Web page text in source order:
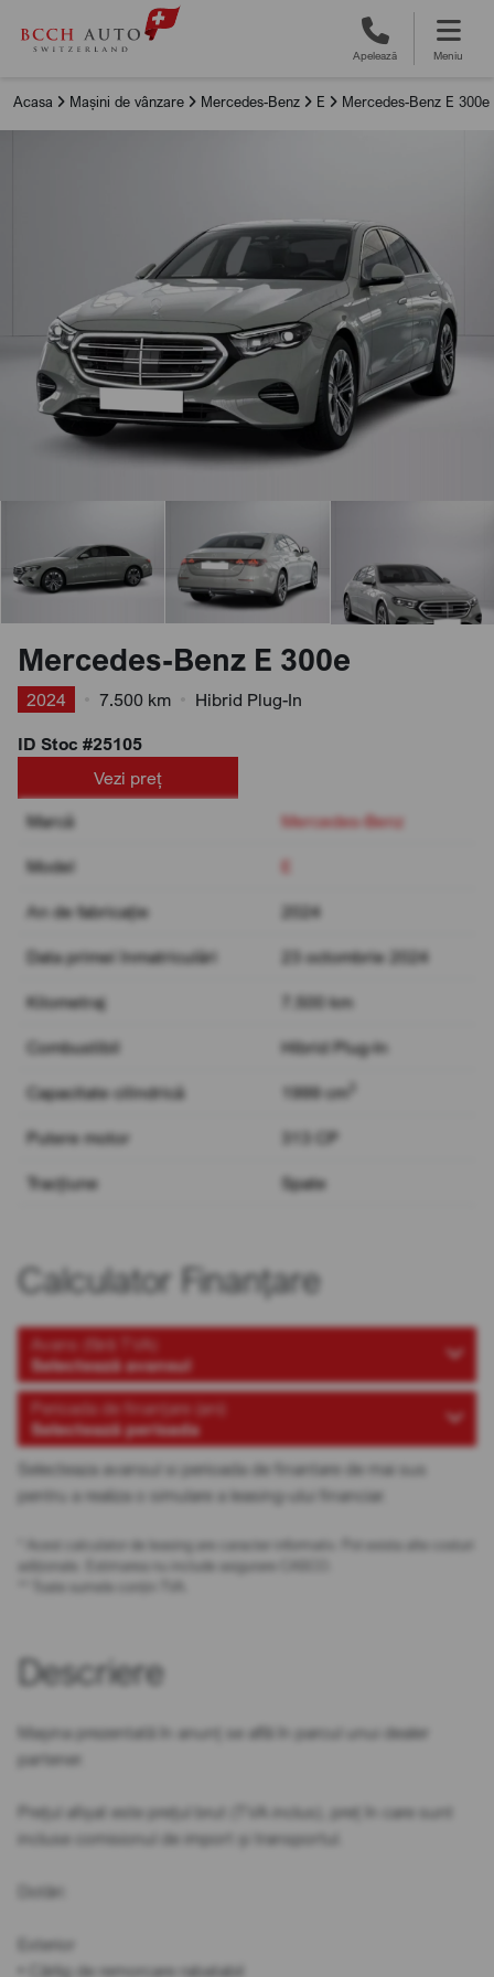
Apelează Meniu
Acasa Mașini de vânzare Mercedes-Benz E Mercedes-Benz E 300e
Mercedes-Benz E 300e
2024 7.500 km
Hibrid Plug-In
ID Stoc #25105
Vezi preț
Marcă
Mercedes-Benz
Model
An de fabricație 2024
Data primei înmatriculări 23 octombrie 2024
Kilometraj 7.500 km
Combustibil Hibrid Plug-In
Capacitate cilindrică 1999 cm
Putere motor 313 CP
Tracțiune Spate
Calculator Finanțare
Avans (fără TVA)
Selectează avansul
Perioada de finanțare (ani)
Selectează perioada
Selecteaza avansul si perioada de finantare de mai sus
pentru a realiza o simulare a leasing-ului financiar.
* Acest calculator de leasing are caracter informativ. Pot exista alte costuri
adiționale. Estimarea nu include asigurare CASCO.
** Toate sumele conțin TVA.
Descriere
Mașina prezentată în anunț se află în parcul unui dealer
partener.
Prețul afișat este prețul brut (TVA inclus), preț în care sunt
incluse comisionul de import și transportul.
Dotări:
Exterior
• Cârlig de remorcare rabatabil